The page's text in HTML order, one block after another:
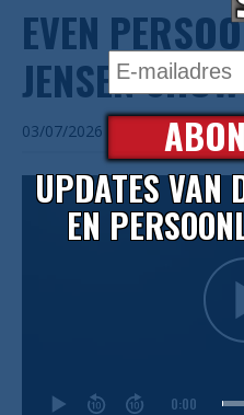
EVEN
JENSEN
03/07/2026
0:00
UPDATES VAN
EN